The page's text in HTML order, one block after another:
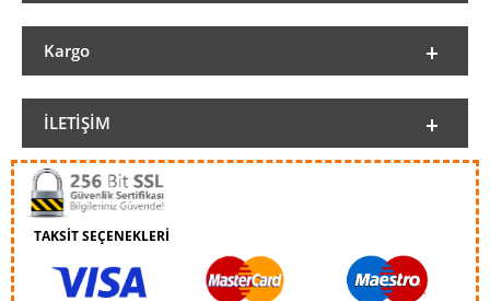
Kargo
İLETIŞIM
TAKSİT SEÇENEKLERİ